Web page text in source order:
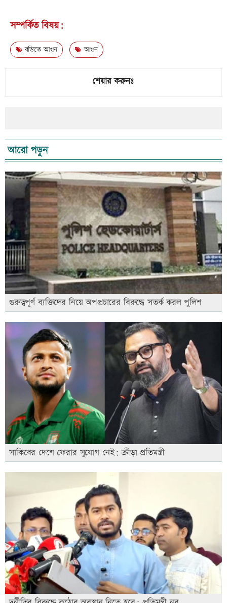
সম্পর্কিত বিষয়:
বস্তিতে আগুন আগুন
শেয়ার করুনঃ
আরো পড়ুন
গুরুত্বপূর্ণ ব্যক্তিদের নিয়ে অপপ্রচারের বিরুদ্ধে সতর্ক করল পুলিশ
সাকিবের দেশে ফেরার সুযোগ নেই: ক্রীড়া প্রতিমন্ত্রী